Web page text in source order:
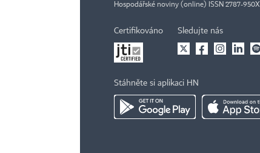
Hospodářské noviny (online) ISSN 2787-950X
Certifikováno Sledujte nás
Stáhněte si aplikaci HN